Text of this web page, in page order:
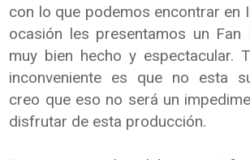
con lo que podemos encontrar en
ocasión les presentamos un Fan
muy bien hecho y espectacular.
inconveniente es que no esta
creo que eso no será un
disfrutar de esta producción.